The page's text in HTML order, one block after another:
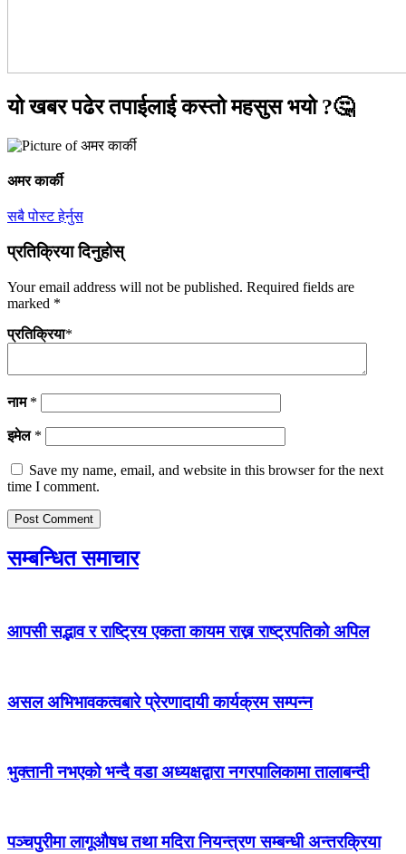
यो खबर पढेर तपाईलाई कस्तो महसुस भयो ?🤔
अमर कार्की
सबै पोस्ट हेर्नुस
प्रतिक्रिया दिनुहोस्
Your email address will not be published. Required fields are
marked *
प्रतिक्रिया*
नाम *
इमेल *
Save my name, email, and website in this browser for the next
time I comment.
सम्बन्धित समाचार
आपसी सद्भाव र राष्ट्रिय एकता कायम राख्न राष्ट्रपतिको अपिल
असल अभिभावकत्वबारे प्रेरणादायी कार्यक्रम सम्पन्न
भुक्तानी नभएको भन्दै वडा अध्यक्षद्वारा नगरपालिकामा तालाबन्दी
पञ्चपुरीमा लागूऔषध तथा मदिरा नियन्त्रण सम्बन्धी अन्तरक्रिया